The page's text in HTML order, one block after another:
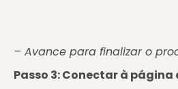
– Avance para finalizar o
Passo 3: Conectar à página